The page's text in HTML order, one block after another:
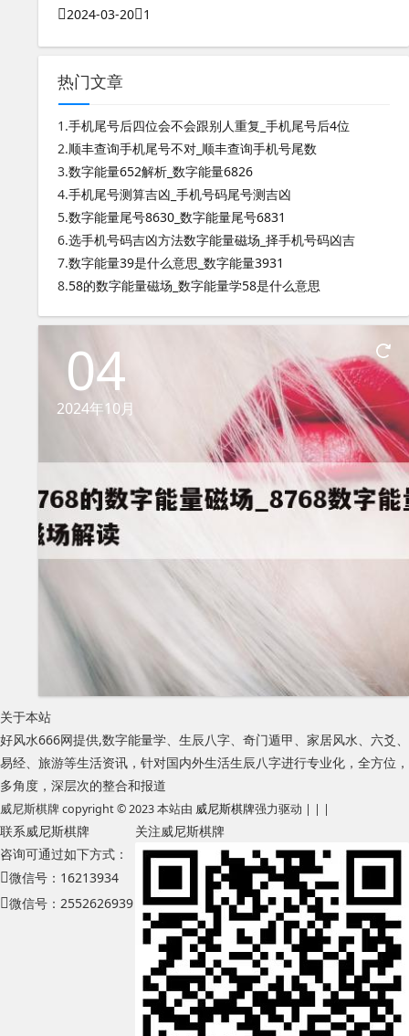
2024-03-20 1
热门文章
1.手机尾号后四位会不会跟别人重复_手机尾号后4位
2.顺丰查询手机尾号不对_顺丰查询手机号尾数
3.数字能量652解析_数字能量6826
4.手机尾号测算吉凶_手机号码尾号测吉凶
5.数字能量尾号8630_数字能量尾号6831
6.选手机号码吉凶方法数字能量磁场_择手机号码凶吉
7.数字能量39是什么意思_数字能量3931
8.58的数字能量磁场_数字能量学58是什么意思
04
2024年10月
关于本站
好风水666网提供,数字能量学、生辰八字、奇门遁甲、家居风水、六爻、
易经、旅游等生活资讯，针对国内外生活生辰八字进行专业化，全方位，
多角度，深层次的整合和报道
威尼斯棋牌 copyright © 2023 本站由 威尼斯棋牌强力驱动 | | |
联系威尼斯棋牌
咨询可通过如下方式：
微信号：16213934
微信号：2552626939
关注威尼斯棋牌